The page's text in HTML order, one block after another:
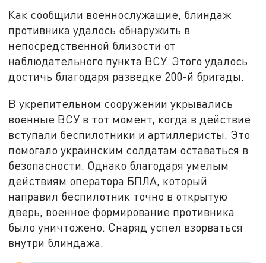
Как сообщили военнослужащие, блиндаж
противника удалось обнаружить в
непосредственной близости от
наблюдательного пункта ВСУ. Этого удалось
достичь благодаря разведке 200-й бригады.
В укрепительном сооружении укрывались
военные ВСУ в тот момент, когда в действие
вступали беспилотники и артиллеристы. Это
помогало украинским солдатам оставаться в
безопасности. Однако благодаря умелым
действиям оператора БПЛА, который
направил беспилотник точно в открытую
дверь, военное формирование противника
было уничтожено. Снаряд успел взорваться
внутри блиндажа.